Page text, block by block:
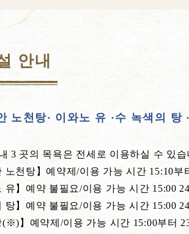
안내
노천탕· 이와노 유 ·수 녹색의 탕
3 곳의 목욕은 전세로 이용하실 수 있습
노천탕】예약제/이용 가능 시간 15:10부
유】예약 불필요/이용 가능 시간 15:00
탕】예약 불필요/이용 가능 시간 15:00
(※)】예약제/이용 가능 시간 15:00부터